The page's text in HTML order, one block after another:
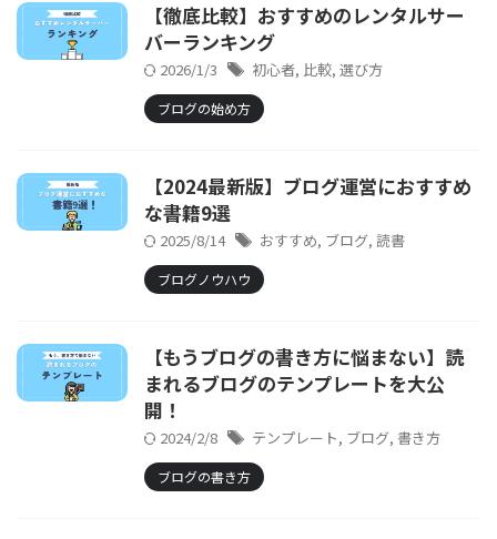
【徹底比較】おすすめのレンタルサー
バーランキング
2026/1/3 初心者, 比較, 選び方
ブログの始め方
【2024最新版】ブログ運営におすすめ
な書籍9選
2025/8/14 おすすめ, ブログ, 読書
ブログノウハウ
【もうブログの書き方に悩まない】読
まれるブログのテンプレートを大公
開！
2024/2/8 テンプレート, ブログ, 書き方
ブログの書き方